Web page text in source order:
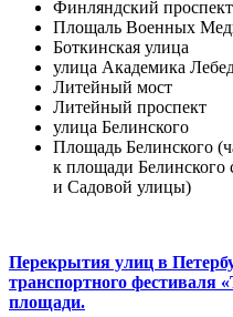
Финляндский проспект
Площаль Военных
Боткинская улица
улица Академика
Литейный мост
Литейный проспект
улица Белинского
Площадь Белинского
к площади
и Садовой улицы)
Перекрытия улиц в
транспортного фестиваля
площади.